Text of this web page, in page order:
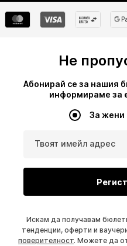
Не
Абонирай се за нашия
информираме за
За жени
Твоят имейл адрес
Искам да получавам
тенденции, оферти и
поверителност. Можете да